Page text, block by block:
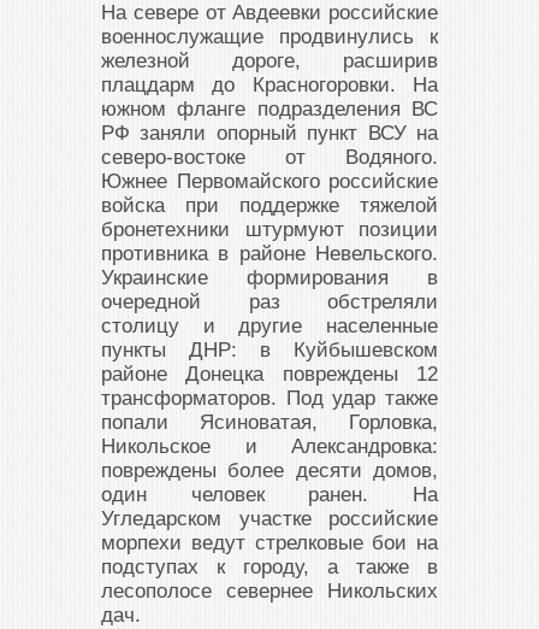
На севере от Авдеевки российские
военнослужащие продвинулись к
железной дороге, расширив
плацдарм до Красногоровки. На
южном фланге подразделения ВС
РФ заняли опорный пункт ВСУ на
северо-востоке от Водяного.
Южнее Первомайского российские
войска при поддержке тяжелой
бронетехники штурмуют позиции
противника в районе Невельского.
Украинские формирования в
очередной раз обстреляли
столицу и другие населенные
пункты ДНР: в Куйбышевском
районе Донецка повреждены 12
трансформаторов. Под удар также
попали Ясиноватая, Горловка,
Никольское и Александровка:
повреждены более десяти домов,
один человек ранен. На
Угледарском участке российские
морпехи ведут стрелковые бои на
подступах к городу, а также в
лесополосе севернее Никольских
дач.